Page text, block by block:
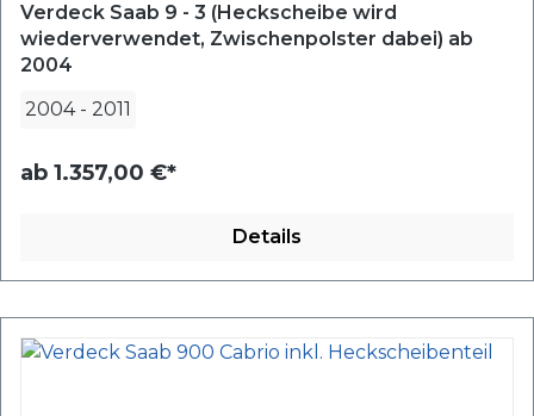
Verdeck Saab 9 - 3 (Heckscheibe wird
wiederverwendet, Zwischenpolster dabei) ab
2004
2004 - 2011
ab 1.357,00 €*
Details